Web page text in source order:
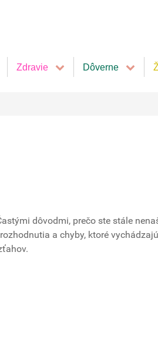
Zdravie Dôverne
dôvodmi, prečo ste stále
a chyby, ktoré vychádzajú